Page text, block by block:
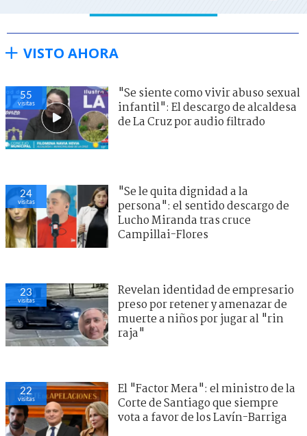
VISTO AHORA
55
visitas
"Se siente como vivir abuso sexual
infantil": El descargo de alcaldesa
de La Cruz por audio filtrado
24
visitas
"Se le quita dignidad a la
persona": el sentido descargo de
Lucho Miranda tras cruce
Campillai-Flores
23
visitas
Revelan identidad de empresario
preso por retener y amenazar de
muerte a niños por jugar al "rin
raja"
22
visitas
El "Factor Mera": el ministro de la
Corte de Santiago que siempre
vota a favor de los Lavín-Barriga